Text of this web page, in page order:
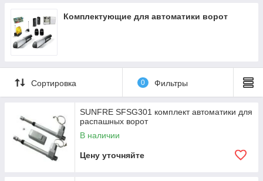
Комплектующие для автоматики ворот
Сортировка 0 Фильтры
SUNFRE SFSG301 комплект автоматики для
распашных ворот
В наличии
Цену уточняйте